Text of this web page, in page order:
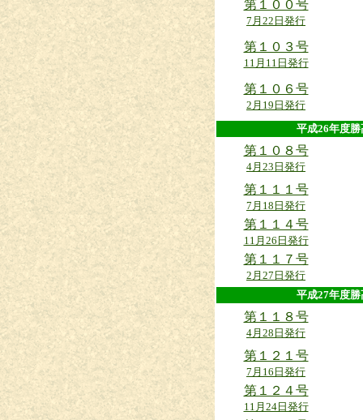
第１００号
7月22日発行
第１０３号
11月11日発行
第１０６号
2月19日発行
平成26年
第１０８号
4月23日発行
第１１１号
7月18日発行
第１１４号
11月26日発行
第１１７号
2月27日発行
平成27年
第１１８号
4月28日発行
第１２１号
7月16日発行
第１２４号
11月24日発行